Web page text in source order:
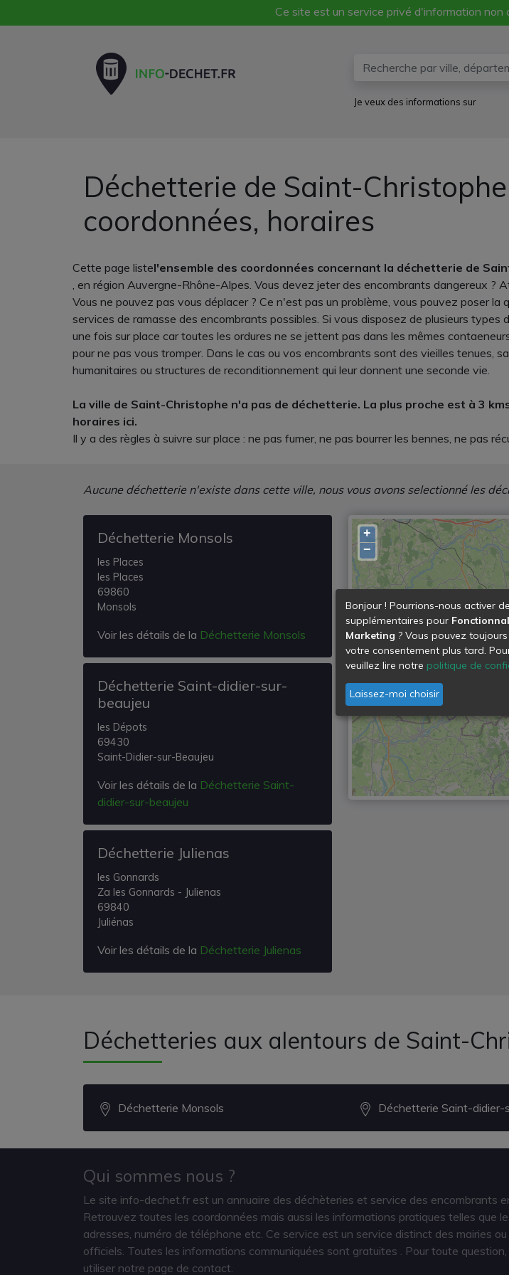
Ce site est un service privé d'information non
Je veux des informations sur
Déchetterie de Saint-
coordonnées, horaires
Cette page listel'ensemble des coordonnées concernant la déchetterie de
, en région Auvergne-Rhône-Alpes. Vous devez jeter des encombrants dangereux
Vous ne pouvez pas vous déplacer ? Ce n'est pas un problème, vous pouvez poser
services de ramasse des encombrants possibles. Si vous disposez de plusieurs
une fois sur place car toutes les ordures ne se jettent pas dans les mêmes
pour ne pas vous tromper. Dans le cas ou vos encombrants sont des vieilles tenues,
humanitaires ou structures de reconditionnement qui leur donnent une seconde vie.
La ville de Saint-Christophe n'a pas de déchetterie. La plus proche est à 3
horaires ici.
Il y a des règles à suivre sur place : ne pas fumer, ne pas bourrer les bennes, ne pas
Aucune déchetterie n'existe dans cette ville, nous vous avons selectionné les
Déchetterie Monsols
les Places
les Places
69860
Monsols
Voir les détails de la Déchetterie Monsols
Déchetterie Saint-didier-sur-
beaujeu
les Dépots
69430
Saint-Didier-sur-Beaujeu
Voir les détails de la Déchetterie Saint-
didier-sur-beaujeu
Déchetterie Julienas
les Gonnards
Za les Gonnards - Julienas
69840
Juliénas
Voir les détails de la Déchetterie Julienas
+
−
Déchetteries aux alentours de Saint-
Déchetterie Monsols Déchetterie Saint-didier-
Qui sommes nous ?
Le site info-dechet.fr est un annuaire des déchèteries et service des encombrants
Retrouvez toutes les coordonnées mais aussi les informations pratiques telles que
adresses, numéro de téléphone etc. Ce service est un service distinct des mairies
officiels. Toutes les informations communiquées sont gratuites . Pour toute
utiliser notre page de contact.
Bonjour ! Pourrions-nous activer
supplémentaires pour
Marketing ? Vous pouvez
votre consentement plus tard.
veuillez lire notre politique de
Laissez-moi choisir